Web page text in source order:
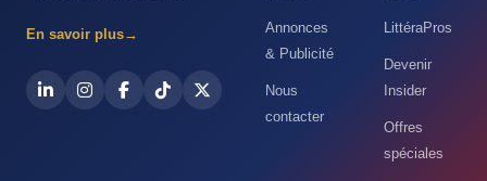
En savoir plus→
Annonces
& Publicité
Nous
contacter
LittéraPros
Devenir
Insider
Offres
spéciales